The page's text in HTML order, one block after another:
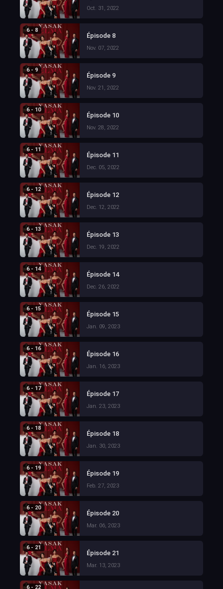
Oct. 31, 2022
6 - 8
Épisode 8
Nov. 07, 2022
6 - 9
Épisode 9
Nov. 21, 2022
6 - 10
Épisode 10
Nov. 28, 2022
6 - 11
Épisode 11
Dec. 05, 2022
6 - 12
Épisode 12
Dec. 12, 2022
6 - 13
Épisode 13
Dec. 19, 2022
6 - 14
Épisode 14
Dec. 26, 2022
6 - 15
Épisode 15
Jan. 09, 2023
6 - 16
Épisode 16
Jan. 16, 2023
6 - 17
Épisode 17
Jan. 23, 2023
6 - 18
Épisode 18
Jan. 30, 2023
6 - 19
Épisode 19
Feb. 27, 2023
6 - 20
Épisode 20
Mar. 06, 2023
6 - 21
Épisode 21
Mar. 13, 2023
6 - 22